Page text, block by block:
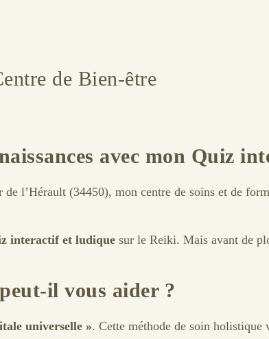
de Bien-être
avec mon Quiz
l’Hérault (34450), mon centre de soins et de
interactif et ludique sur le Reiki. Mais avant de
il vous aider ?
universelle ». Cette méthode de soin